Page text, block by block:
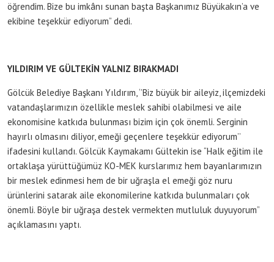
öğrendim. Bize bu imkânı sunan başta Başkanımız Büyükakın’a ve
ekibine teşekkür ediyorum” dedi.
YILDIRIM VE GÜLTEKİN YALNIZ BIRAKMADI
Gölcük Belediye Başkanı Yıldırım, ‘’Biz büyük bir aileyiz, ilçemizdeki
vatandaşlarımızın özellikle meslek sahibi olabilmesi ve aile
ekonomisine katkıda bulunması bizim için çok önemli. Serginin
hayırlı olmasını diliyor, emeği geçenlere teşekkür ediyorum’’
ifadesini kullandı. Gölcük Kaymakamı Gültekin ise “Halk eğitim ile
ortaklaşa yürüttüğümüz KO-MEK kurslarımız hem bayanlarımızın
bir meslek edinmesi hem de bir uğraşla el emeği göz nuru
ürünlerini satarak aile ekonomilerine katkıda bulunmaları çok
önemli. Böyle bir uğraşa destek vermekten mutluluk duyuyorum”
açıklamasını yaptı.